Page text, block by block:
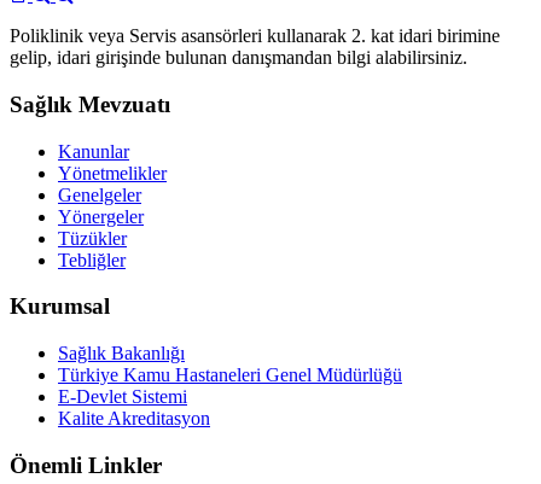
Poliklinik veya Servis asansörleri kullanarak 2. kat idari birimine
gelip, idari girişinde bulunan danışmandan bilgi alabilirsiniz.
Sağlık Mevzuatı
Kanunlar
Yönetmelikler
Genelgeler
Yönergeler
Tüzükler
Tebliğler
Kurumsal
Sağlık Bakanlığı
Türkiye Kamu Hastaneleri Genel Müdürlüğü
E-Devlet Sistemi
Kalite Akreditasyon
Önemli Linkler